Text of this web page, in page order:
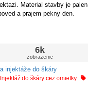
Material stavby je
a prajem pekny den.
6k
zobrazenie
injektáže do škáry
Injektáž do škáry cez omietky